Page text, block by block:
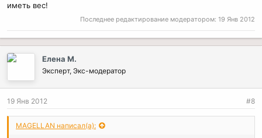
иметь вес!
Последнее редактирование модератором: 19 Янв 2012
Елена М.
Эксперт, Экс-модератор
19 Янв 2012 #8
MAGELLAN написал(а):